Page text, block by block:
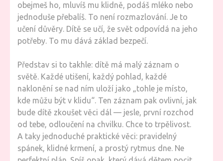
obejmeš ho, mluvíš mu klidně, podáš mléko nebo
jednoduše přebalíš. To není rozmazlování. Je to
učení důvěry. Dítě se učí, že svět odpovídá na jeho
potřeby. To mu dává základ bezpečí.
Představ si to takhle: dítě má malý záznam o
světě. Každé utišení, každý pohlad, každé
naklonění se nad ním uloží jako „tohle je místo,
kde můžu být v klidu“. Ten záznam pak ovlivní, jak
bude dítě zkoušet věci dál — jesle, první rozchod
od tebe, odloučení na chvilku. Chce to trpělivost.
A taky jednoduché praktické věci: pravidelný
spánek, klidné krmení, a prostý rytmus dne. Ne